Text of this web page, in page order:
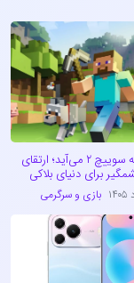
ماینکرفت به سوییچ ۲ می‌آید؛ ارتقای
برای دنیای بلاکی
بازی و سرگرمی